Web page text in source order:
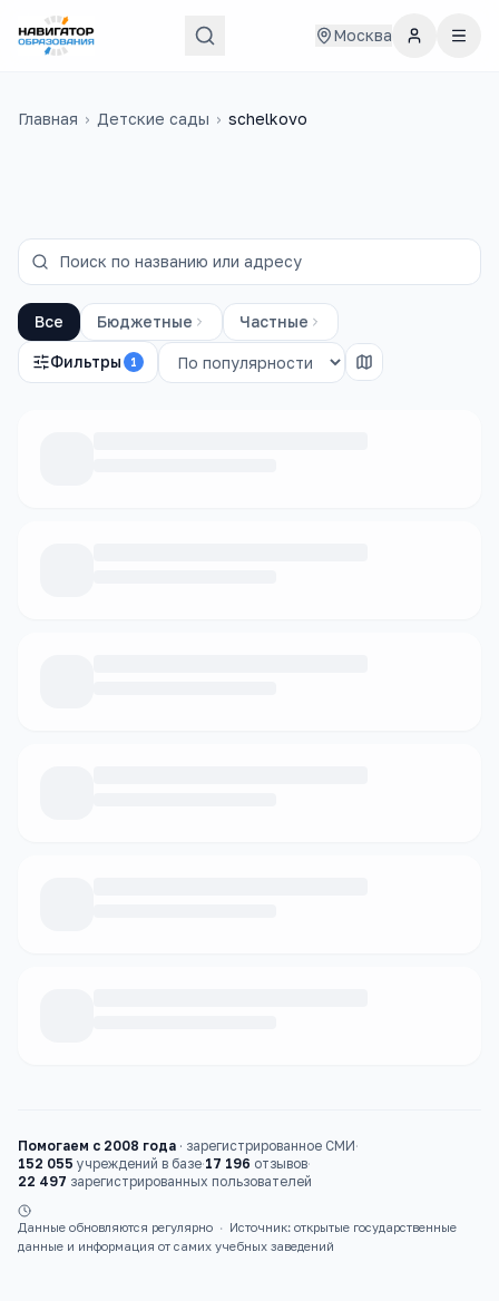
Москва
Главная › Детские сады › schelkovo
Все Бюджетные Частные
Фильтры 1
Помогаем с 2008 года · зарегистрированное СМИ·
152 055 учреждений в базе·17 196 отзывов·
22 497 зарегистрированных пользователей
Данные обновляются регулярно ·
Источник: открытые государственные
данные и информация от самих учебных заведений